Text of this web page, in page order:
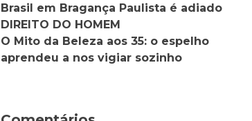
Brasil em Bragança Paulista é adiado
DIREITO DO HOMEM
O Mito da Beleza aos 35: o espelho
aprendeu a nos vigiar sozinho